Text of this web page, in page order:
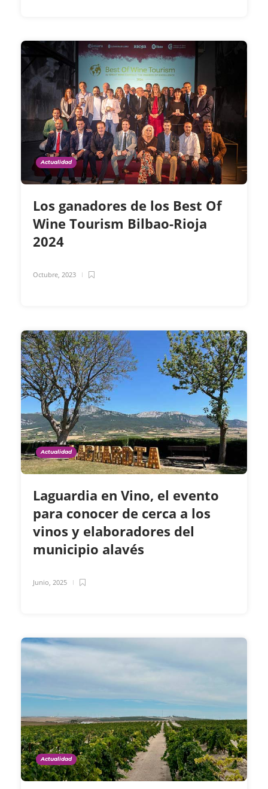
Actualidad
Los ganadores de los Best Of
Wine Tourism Bilbao-Rioja
2024
Octubre, 2023
Actualidad
Laguardia en Vino, el evento
para conocer de cerca a los
vinos y elaboradores del
municipio alavés
Junio, 2025
Actualidad